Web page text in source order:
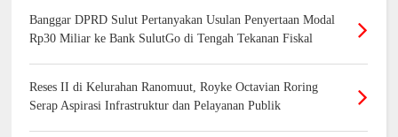
Banggar DPRD Sulut Pertanyakan Usulan Penyertaan Modal
Rp30 Miliar ke Bank SulutGo di Tengah Tekanan Fiskal
Reses II di Kelurahan Ranomuut, Royke Octavian Roring
Serap Aspirasi Infrastruktur dan Pelayanan Publik